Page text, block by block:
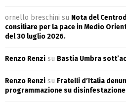
ornello breschini su Nota del
consiliare per la pace in Medio
del 30 luglio 2026.
Renzo Renzi su Bastia Umbra
Renzo Renzi su Fratelli d’Italia
programmazione su